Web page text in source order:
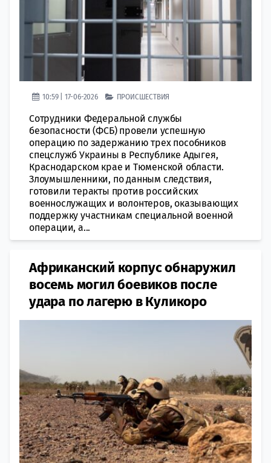
10:59 | 17-06-2026 ПРОИСШЕСТВИЯ
Сотрудники Федеральной службы
безопасности (ФСБ) провели успешную
операцию по задержанию трех пособников
спецслужб Украины в Республике Адыгея,
Краснодарском крае и Тюменской области.
Злоумышленники, по данным следствия,
готовили теракты против российских
военнослужащих и волонтеров, оказывающих
поддержку участникам специальной военной
операции, а...
Африканский корпус обнаружил
восемь могил боевиков после
удара по лагерю в Куликоро